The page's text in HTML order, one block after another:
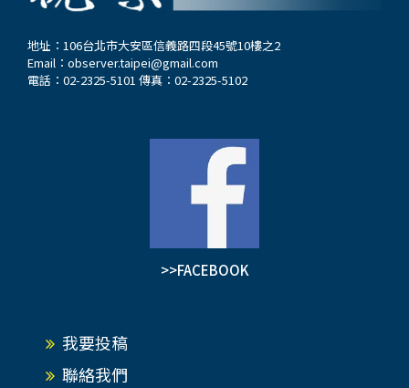
地址：106台北市大安區信義路四段45號10樓之2
Email： observer.taipei@gmail.com
電話：02-2325-5101 傳真：02-2325-5102
>>FACEBOOK
我要投稿
聯絡我們